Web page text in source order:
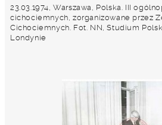
23.03.1974, Warszawa, Polska. III
cichociemnych, zorganizowane przez
Cichociemnych. Fot. NN, Studium
Londynie